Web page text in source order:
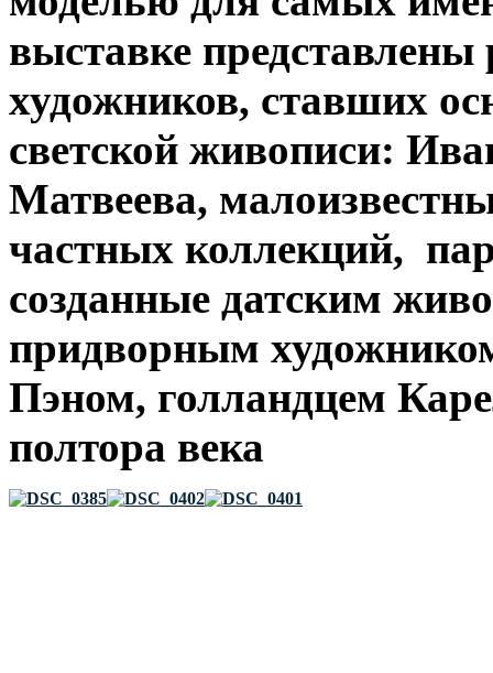
выставке
художников, ставших
светской живописи:
Матвеева,
частных коллекций,
созданные датским
придворным
Пэном, голландцем
полтора века